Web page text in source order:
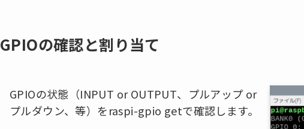
GPIOの確認と割り当て
GPIOの状態（INPUT or OUTPUT、プルアップ or
プルダウン、等）をraspi-gpio getで確認します。